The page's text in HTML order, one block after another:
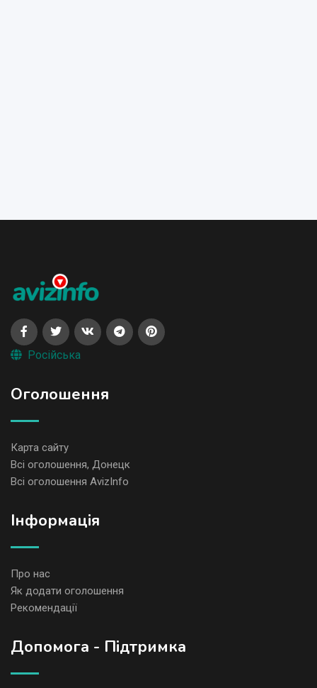
Російська
Оголошення
Карта сайту
Всі оголошення, Донецк
Всі оголошення AvizInfo
Iнформація
Про нас
Як додати оголошення
Рекомендації
Допомога - Підтримка